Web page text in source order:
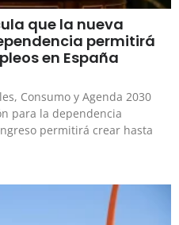
que la nueva
permitirá
en España
Consumo y Agenda 2030
para la dependencia
permitirá crear hasta